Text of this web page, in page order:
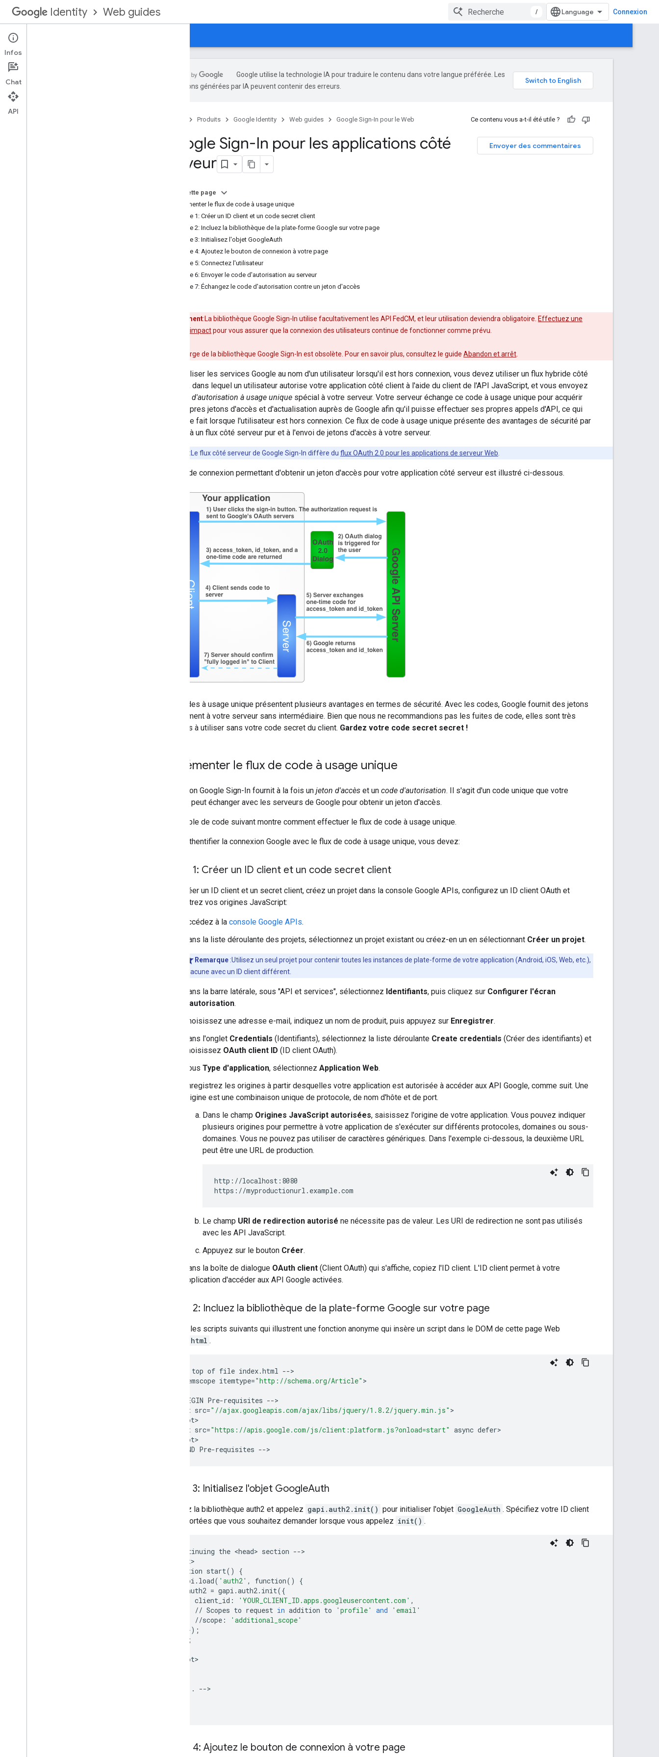
Identity Web guides / Connexion
Abandon et arrêt
Google utilise la technologie IA pour traduire le contenu dans votre langue préférée. Les
traductions générées par IA peuvent contenir des erreurs.
Produits Google Identity Web guides Google Sign-In pour le Web Ce contenu vous a-t-il été utile ?
Envoyer des commentaires
Google Sign-In pour les applications côté
serveur
Sur cette page
Implémenter le flux de code à usage unique
Étape 1: Créer un ID client et un code secret client
Étape 2: Incluez la bibliothèque de la plate-forme Google sur votre page
Étape 3: Initialisez l'objet GoogleAuth
Étape 4: Ajoutez le bouton de connexion à votre page
Étape 5: Connectez l'utilisateur
Étape 6: Envoyer le code d'autorisation au serveur
Étape 7: Échangez le code d'autorisation contre un jeton d'accès
Avertissement:La bibliothèque Google Sign-In utilise facultativement les API FedCM, et leur utilisation deviendra obligatoire. Effectuez une
évaluation de l'impactpour vous assurer que la connexion des utilisateurs continue de fonctionner comme prévu.
La prise en charge de la bibliothèque Google Sign-In est obsolète. Pour en savoir plus, consultez le guide Abandon et arrêt
Pour utiliser les services Google au nom d'un utilisateur lorsqu'il est hors connexion, vous devez utiliser un flux hybride côté
serveur, dans lequel un utilisateur autorise votre application côté client à l'aide du client de l'API JavaScript, et vous envoyez
code d'autorisation à usage unique spécial à votre serveur. Votre serveur échange ce code à usage unique pour acquérir
ses propres jetons d'accès et d'actualisation auprès de Google afin qu'il puisse effectuer ses propres appels d'API, ce qui
peut être fait lorsque l'utilisateur est hors connexion. Ce flux de code à usage unique présente des avantages de sécurité par
rapport à un flux côté serveur pur et à l'envoi de jetons d'accès à votre serveur.
:Le flux côté serveur de Google Sign-In diffère du flux OAuth 2.0 pour les applications de serveur Web
Le flux de connexion permettant d'obtenir un jeton d'accès pour votre application côté serveur est illustré ci-dessous.
Les codes à usage unique présentent plusieurs avantages en termes de sécurité. Avec les codes, Google fournit des jetons
directement à votre serveur sans intermédiaire. Bien que nous ne recommandions pas les fuites de code, elles sont très
difficiles à utiliser sans votre code secret du client. Gardez votre code secret secret !
Implémenter le flux de code à usage unique
Le bouton Google Sign-In fournit à la fois un jeton d'accès et un code d'autorisation. Il s'agit d'un code unique que votre
serveur peut échanger avec les serveurs de Google pour obtenir un jeton d'accès.
L'exemple de code suivant montre comment effectuer le flux de code à usage unique.
Pour authentifier la connexion Google avec le flux de code à usage unique, vous devez:
Étape 1: Créer un ID client et un code secret client
Pour créer un ID client et un secret client, créez un projet dans la console Google APIs, configurez un ID client OAuth et
enregistrez vos origines JavaScript:
Accédez à la console Google APIs.
Dans la liste déroulante des projets, sélectionnez un projet existant ou créez-en un en sélectionnant Créer un projet.
Remarque :Utilisez un seul projet pour contenir toutes les instances de plate-forme de votre application (Android, iOS, Web, etc.),
chacune avec un ID client différent.
Dans la barre latérale, sous "API et services", sélectionnez Identifiants, puis cliquez sur Configurer l'écran
d'autorisation.
Choisissez une adresse e-mail, indiquez un nom de produit, puis appuyez sur Enregistrer.
Dans l'onglet Credentials (Identifiants), sélectionnez la liste déroulante Create credentials (Créer des identifiants) et
choisissez OAuth client ID (ID client OAuth).
Sous Type d'application, sélectionnez Application Web.
Enregistrez les origines à partir desquelles votre application est autorisée à accéder aux API Google, comme suit. Une
origine est une combinaison unique de protocole, de nom d'hôte et de port.
Dans le champ Origines JavaScript autorisées, saisissez l'origine de votre application. Vous pouvez indiquer
plusieurs origines pour permettre à votre application de s'exécuter sur différents protocoles, domaines ou sous-
domaines. Vous ne pouvez pas utiliser de caractères génériques. Dans l'exemple ci-dessous, la deuxième URL
peut être une URL de production.
http://localhost:8080
Le champ URI de redirection autorisé ne nécessite pas de valeur. Les URI de redirection ne sont pas utilisés
avec les API JavaScript.
Appuyez sur le bouton Créer.
Dans la boîte de dialogue OAuth client (Client OAuth) qui s'affiche, copiez l'ID client. L'ID client permet à votre
application d'accéder aux API Google activées.
Étape 2: Incluez la bibliothèque de la plate-forme Google sur votre page
Incluez les scripts suivants qui illustrent une fonction anonyme qui insère un script dans le DOM de cette page Web
index.html .
top of file index.html -->
itemscope itemtype="http://schema.org/Article" >
BEGIN Pre-requisites --
script src="//ajax.googleapis.com/ajax/libs/jquery/1.8.2/jquery.min.js"
script
script src="https://apis.google.com/js/client:platform.js?onload=start" async defer
script
END Pre-requisites --
Étape 3: Initialisez l'objet GoogleAuth
Chargez la bibliothèque auth2 et appelez gapi.auth2.init() pour initialiser l'objet GoogleAuth . Spécifiez votre ID client
et les portées que vous souhaitez demander lorsque vous appelez init() .
Continuing the <head> section --
script
function start()
{
gapi . load( 'auth2' , function()
{
auth2 = gapi .auth2. init({
client_id : 'YOUR_CLIENT_ID.apps.googleusercontent.com' ,
// Scopes to request in addition to 'profile' and
'email'
//scope :
'additional_scope'
});
});
script>
... -->
Étape 4: Ajoutez le bouton de connexion à votre page
Infos
Chat
API